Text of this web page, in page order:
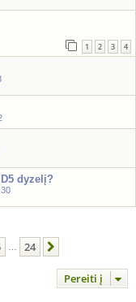
1 2 3 4
dyzelį?
24
Pereiti į